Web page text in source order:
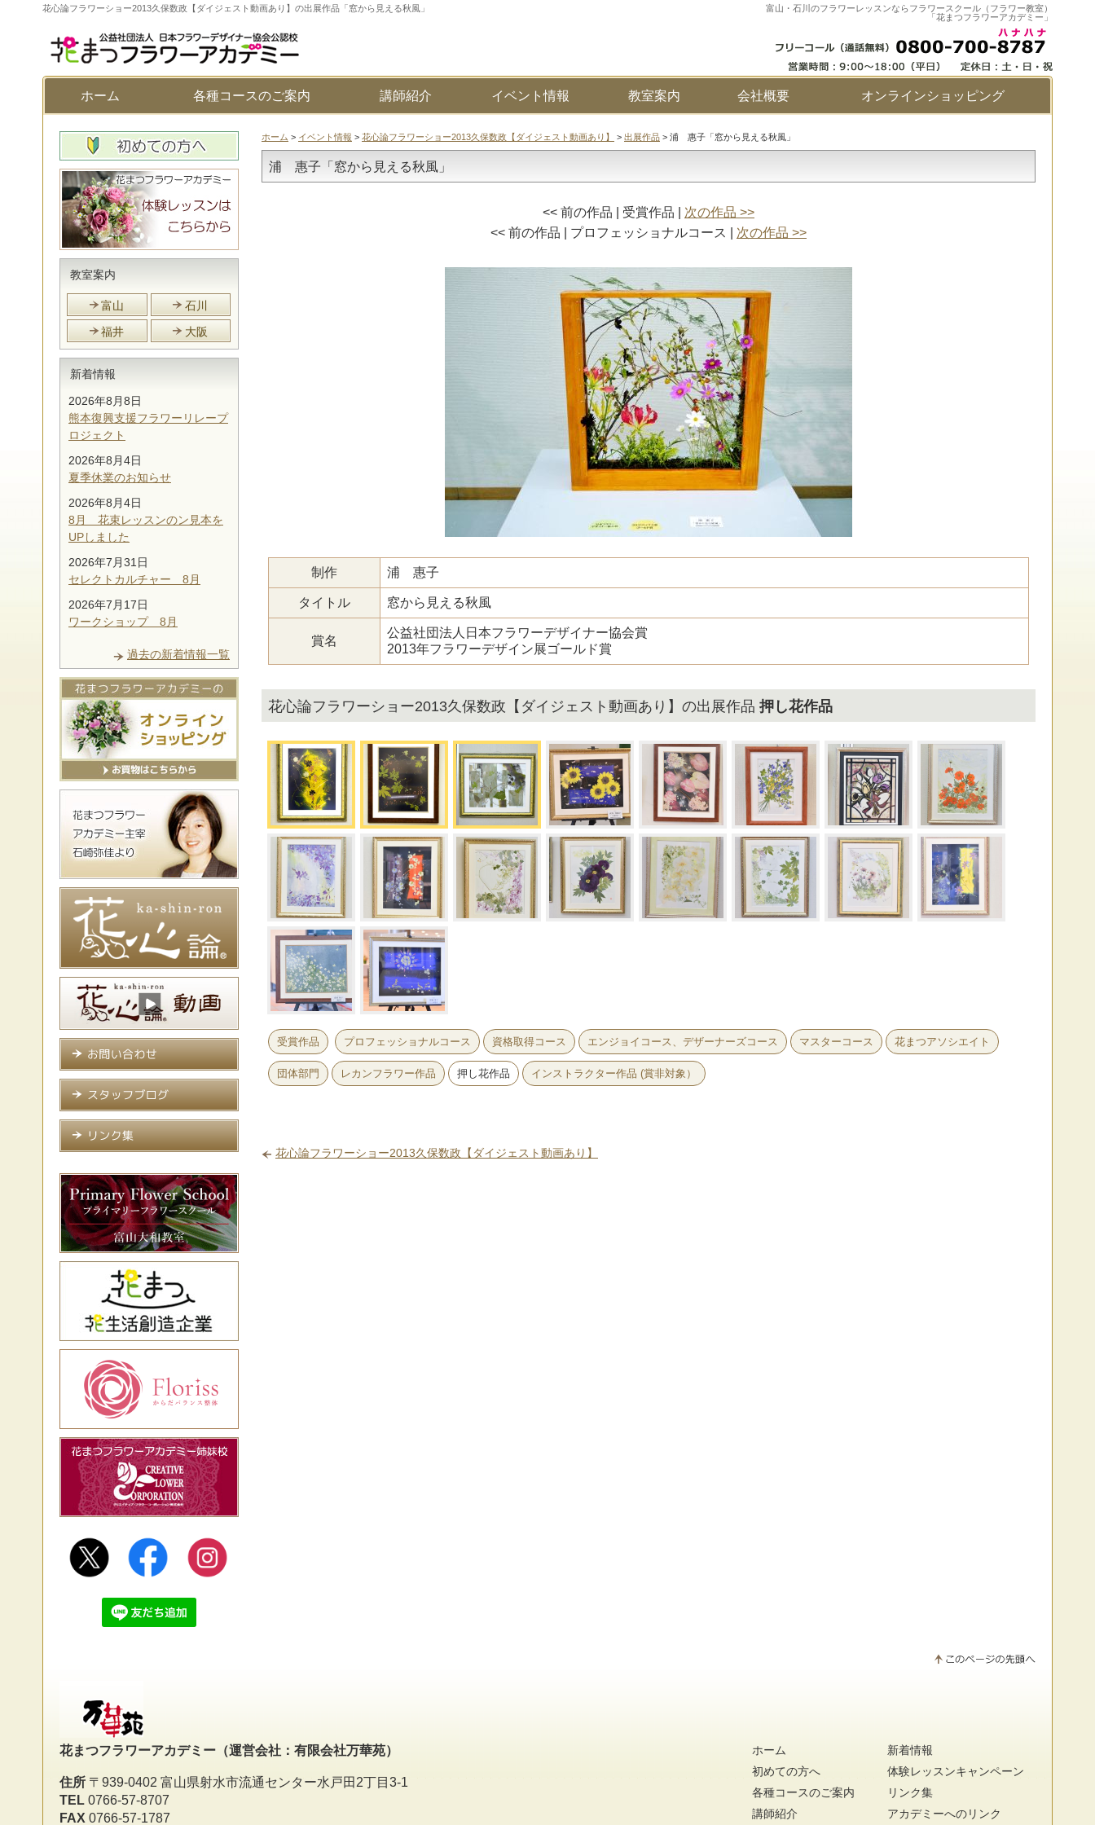
花心論フラワーショー2013久保数政【ダイジェスト動画あり】の出展作品「窓から見える秋風」
富山・石川のフラワーレッスンならフラワースクール（フラワー教室）
「花まつフラワーアカデミー」
ホーム 各種コースのご案内 講師紹介 イベント情報 教室案内 会社概要 オンラインショッピング
ホーム > イベント情報 > 花心論フラワーショー2013久保数政【ダイジェスト動画あり】 > 出展作品 > 浦 惠子「窓から見える秋風」
浦 惠子「窓から見える秋風」
<< 前の作品 | 受賞作品 | 次の作品 >>
<< 前の作品 | プロフェッショナルコース | 次の作品 >>
制作 浦 惠子
タイトル 窓から見える秋風
賞名
公益社団法人日本フラワーデザイナー協会賞
2013年フラワーデザイン展ゴールド賞
花心論フラワーショー2013久保数政【ダイジェスト動画あり】の出展作品 押し花作品
受賞作品 プロフェッショナルコース 資格取得コース エンジョイコース、デザーナーズコース マスターコース 花まつアソシエイト
団体部門 レカンフラワー作品 押し花作品 インストラクター作品 (賞非対象）
花心論フラワーショー2013久保数政【ダイジェスト動画あり】
教室案内
富山
石川
福井
大阪
新着情報
2026年8月8日
熊本復興支援フラワーリレープ
ロジェクト
2026年8月4日
夏季休業のお知らせ
2026年8月4日
8月 花束レッスンのン見本を
UPしました
2026年7月31日
セレクトカルチャー 8月
2026年7月17日
ワークショップ 8月
過去の新着情報一覧
花まつフラワーアカデミー （運営会社：有限会社万華苑）
住所 〒939-0402 富山県射水市流通センター水戸田2丁目3-1
TEL 0766-57-8707
FAX 0766-57-1787
ホーム
初めての方へ
各種コースのご案内
講師紹介
新着情報
体験レッスンキャンペーン
リンク集
アカデミーへのリンク